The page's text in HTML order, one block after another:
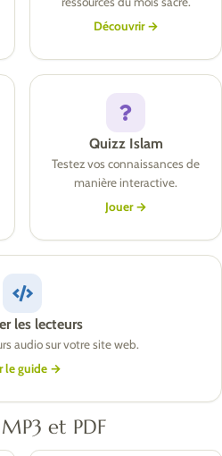
Découvrir →
Quizz Islam
Testez vos connaissances de
manière interactive.
Jouer →
les lecteurs
audio sur votre site web.
le guide →
et PDF